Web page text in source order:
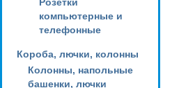
компьютерные и
телефонные
Короба, лючки, колонны
Колонны, напольные
башенки, лючки